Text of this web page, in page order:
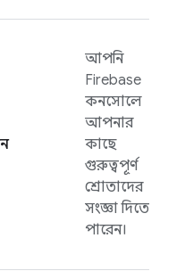
আপনি
Firebase
কনসোলে
আপনার
কাছে
গুরুত্বপূর্ণ
শ্রোতাদের
সংজ্ঞা দিতে
পারেন।